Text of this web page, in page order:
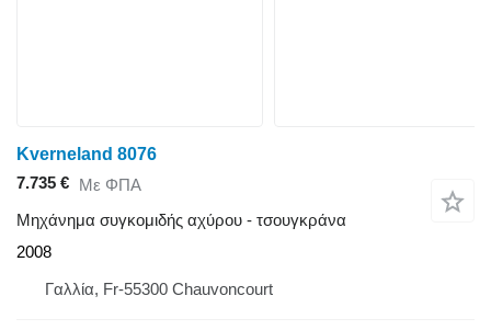
Kverneland 8076
7.735 € Με ΦΠΑ
Μηχάνημα συγκομιδής αχύρου - τσουγκράνα
2008
Γαλλία, Fr-55300 Chauvoncourt